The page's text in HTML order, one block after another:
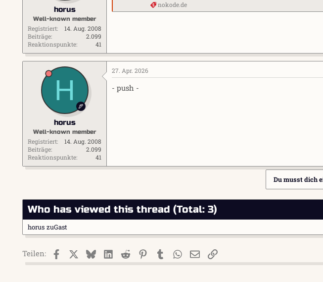
m
horus
Well-known member
Registriert
14. Aug. 2008
Beiträge
2.099
Reaktionspunkte
41
nokode.de
H
horus
Well-known member
Registriert
14. Aug. 2008
Beiträge
2.099
Reaktionspunkte
41
27. Apr. 2026
- push -
Du musst dich
Who has viewed this thread (Total: 3)
horus zuGast
Teilen: FacebookX (Twitter)
BlueskyLinkedIn
Reddit PinterestTumblrWhatsApp
E-MailLink